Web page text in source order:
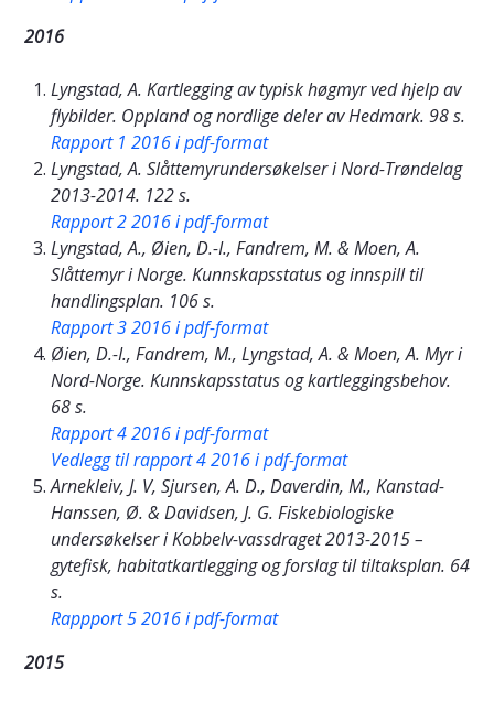
2016
Lyngstad, A. Kartlegging av typisk høgmyr ved hjelp av
flybilder. Oppland og nordlige deler av Hedmark. 98 s.
Rapport 1 2016 i pdf-format
Lyngstad, A. Slåttemyrundersøkelser i Nord-Trøndelag
2013-2014. 122 s.
Rapport 2 2016 i pdf-format
Lyngstad, A., Øien, D.-I., Fandrem, M. & Moen, A.
Slåttemyr i Norge. Kunnskapsstatus og innspill til
handlingsplan. 106 s.
Rapport 3 2016 i pdf-format
Øien, D.-I., Fandrem, M., Lyngstad, A. & Moen, A. Myr i
Nord-Norge. Kunnskapsstatus og kartleggingsbehov.
68 s.
Rapport 4 2016 i pdf-format
Vedlegg til rapport 4 2016 i pdf-format
Arnekleiv, J. V, Sjursen, A. D., Daverdin, M., Kanstad-
Hanssen, Ø. & Davidsen, J. G. Fiskebiologiske
undersøkelser i Kobbelv-vassdraget 2013-2015 –
gytefisk, habitatkartlegging og forslag til tiltaksplan. 64
s.
Rappport 5 2016 i pdf-format
2015